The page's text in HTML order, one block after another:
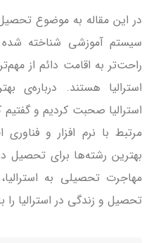
در این مقاله به موضوع تحصیل
سیستم آموزشی شناخته
راحت‌تر به اقامت دائم از
استرالیا هستند. درباره‌ی
استرالیا صحبت کردیم و
مرتبط با نرم افزار و
بهترین رشته‌ها برای تحصیل
مهاجرت تحصیلی به
تحصیل و زندگی در استرالیا را